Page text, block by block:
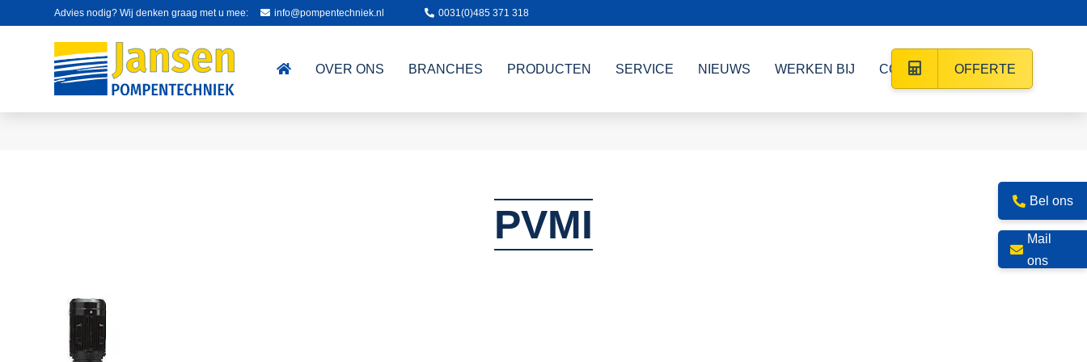
Advies nodig? Wij denken graag met u mee: info@pompentechniek.nl 0031(0)485 371 318
OVER ONS BRANCHES PRODUCTEN SERVICE NIEUWS WERKEN BIJ CONTACT OFFERTE
PVMI
Bel ons
Mail
ons